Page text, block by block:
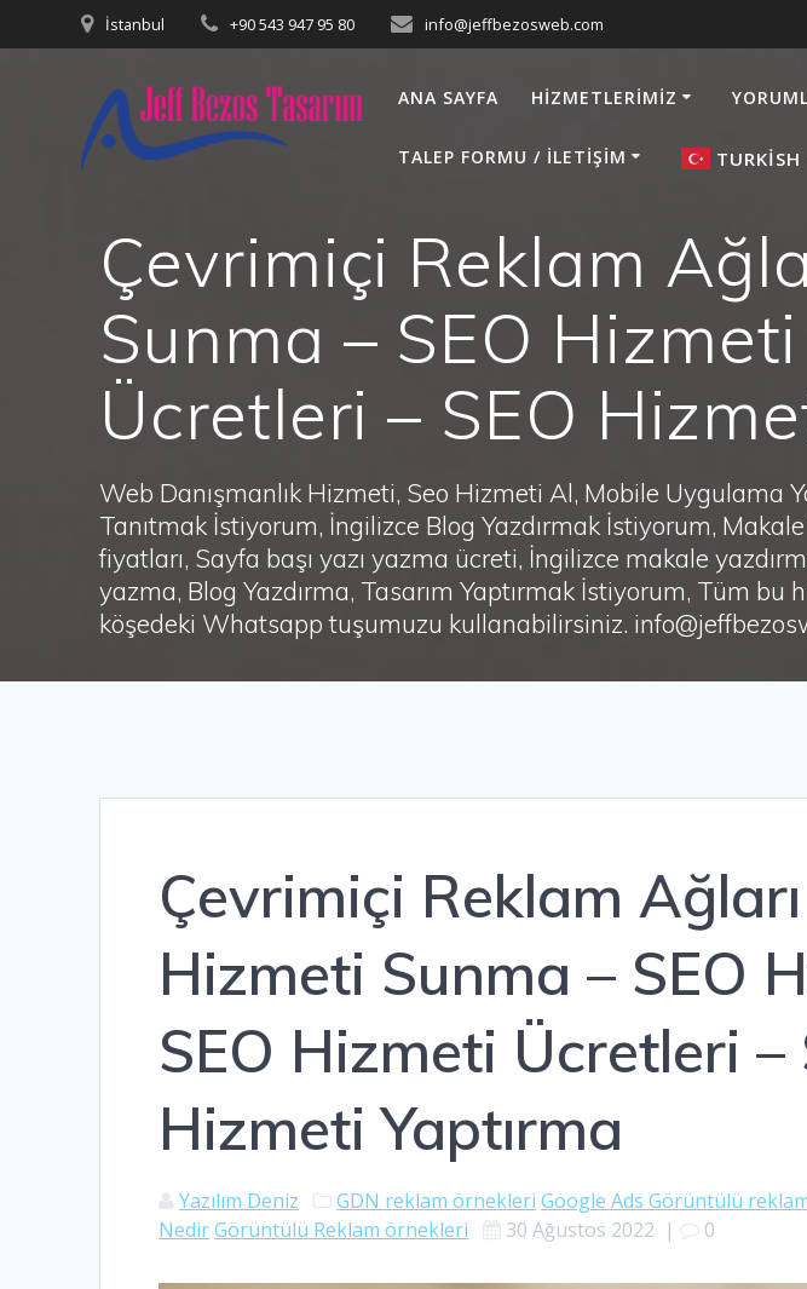
to
İstanbul +90 543 947 95 80 info@jeffbezosweb.com
ANA SAYFA HIZMETLERIMIZ
TALEP FORMU / İLETIŞIM TURKISH
Çevrimiçi Reklam
Sunma – SEO
Ücretleri – SEO
Web Danışmanlık Hizmeti, Seo Hizmeti Al, Mobile Uygulama
Tanıtmak İstiyorum, İngilizce Blog Yazdırmak İstiyorum,
fiyatları, Sayfa başı yazı yazma ücreti, İngilizce makale
yazma, Blog Yazdırma, Tasarım Yaptırmak İstiyorum, Tüm
köşedeki Whatsapp tuşumuzu kullanabilirsiniz.
Çevrimiçi Reklam
Hizmeti Sunma – SEO
SEO Hizmeti Ücretleri –
Hizmeti Yaptırma
Yazılım Deniz GDN reklam örnekleri Google Ads Görüntülü
NedirGörüntülü Reklam örnekleri 30 Ağustos 2022 | 0